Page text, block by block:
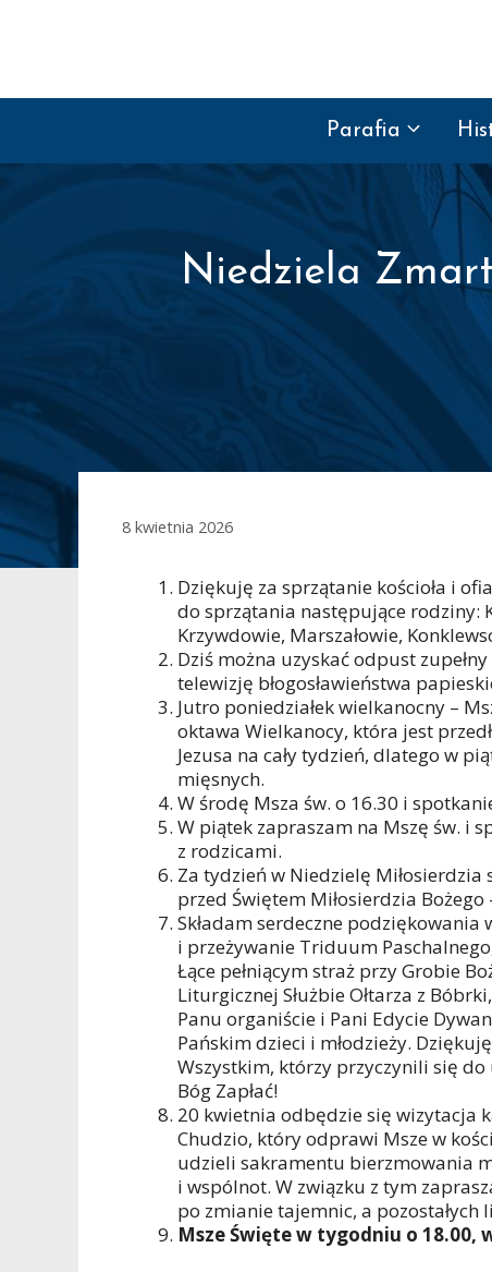
Parafia
Niedziela
8 kwietnia 2026
Dziękuję za sprzątanie kościoła i
do sprzątania następujące rodziny:
Krzywdowie, Marszałowie,
Dziś można uzyskać odpust
telewizję błogosławieństwa
Jutro poniedziałek wielkanocny –
oktawa Wielkanocy, która jest
Jezusa na cały tydzień, dlatego w
mięsnych.
W środę Msza św. o 16.30 i
W piątek zapraszam na Mszę św. i
z rodzicami.
Za tydzień w Niedzielę Miłosierdzia
przed Świętem Miłosierdzia
Składam serdeczne
i przeżywanie Triduum
Łące pełniącym straż przy Grobie
Liturgicznej Służbie Ołtarza z
Panu organiście i Pani Edycie
Pańskim dzieci i młodzieży.
Wszystkim, którzy przyczynili się
Bóg Zapłać!
20 kwietnia odbędzie się wizytacja
Chudzio, który odprawi Msze w
udzieli sakramentu bierzmowania
i wspólnot. W związku z tym
po zmianie tajemnic, a
Msze Święte w tygodniu o 18.00,